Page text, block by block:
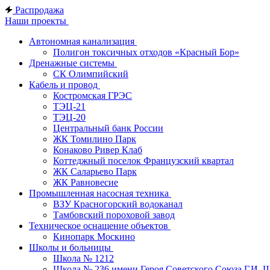
Распродажа
Наши проекты
Автономная канализация
Полигон токсичных отходов «Красный Бор»
Дренажные системы
СК Олимпийский
Кабель и провод
Костромская ГРЭС
ТЭЦ-21
ТЭЦ-20
Центральный банк России
ЖК Томилино Парк
Конаково Ривер Клаб
Коттеджный поселок Французский квартал
ЖК Саларьево Парк
ЖК Равновесие
Промышленная насосная техника
ВЗУ Красногорский водоканал
Тамбовский пороховой завод
Техническое оснащение объектов
Кинопарк Москино
Школы и больницы
Школа № 1212